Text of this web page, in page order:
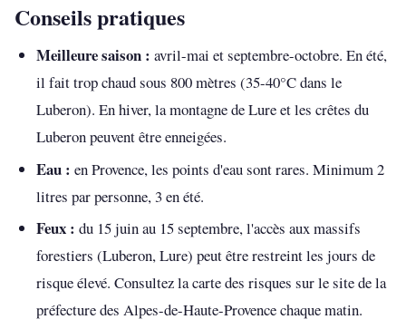
Conseils pratiques
Meilleure saison : avril-mai et septembre-octobre. En été,
il fait trop chaud sous 800 mètres (35-40°C dans le
Luberon). En hiver, la montagne de Lure et les crêtes du
Luberon peuvent être enneigées.
Eau : en Provence, les points d'eau sont rares. Minimum 2
litres par personne, 3 en été.
Feux : du 15 juin au 15 septembre, l'accès aux massifs
forestiers (Luberon, Lure) peut être restreint les jours de
risque élevé. Consultez la carte des risques sur le site de la
préfecture des Alpes-de-Haute-Provence chaque matin.